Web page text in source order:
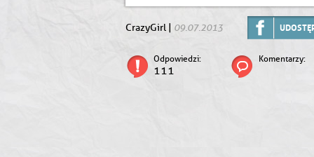
CrazyGirl | 09.07.2013
Odpowiedzi:
111
Komentarzy: